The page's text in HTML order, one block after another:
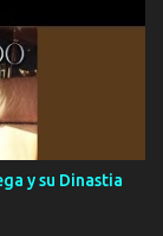
a ti con mis
feliz y muy
es lo que me
pregunta que
Y ya borracho
palabras así
mucho que
por
y su Dinastia